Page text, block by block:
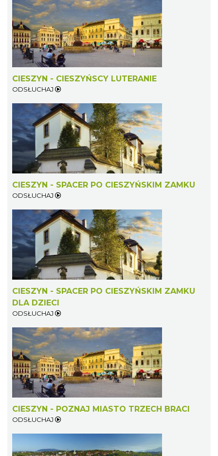
CIESZYN - CIESZYŃSCY LUTERANIE
ODSŁUCHAJ
CIESZYN - SPACER PO CIESZYŃSKIM ZAMKU
ODSŁUCHAJ
CIESZYN - SPACER PO CIESZYŃSKIM ZAMKU
DLA DZIECI
ODSŁUCHAJ
CIESZYN - POZNAJ MIASTO TRZECH BRACI
ODSŁUCHAJ